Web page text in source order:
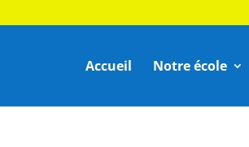
Accueil Notre école